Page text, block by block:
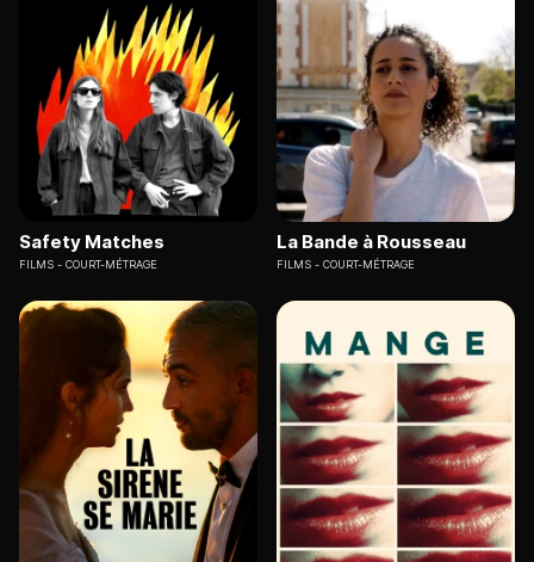
Safety Matches
FILMS COURT-MÉTRAGE
La Bande à Rousseau
FILMS COURT-MÉTRAGE